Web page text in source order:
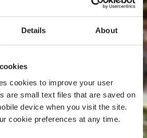
Details About
cookies to improve your user
are small text files that are saved on
device when you visit the site.
cookie preferences at any time.